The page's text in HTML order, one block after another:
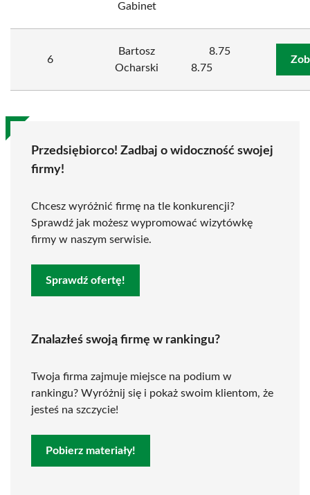
Gabinet
6
Bartosz
Ocharski
8.75
8.75
Przedsiębiorco! Zadbaj o widoczność swojej
firmy!
Chcesz wyróżnić firmę na tle konkurencji?
Sprawdź jak możesz wypromować wizytówkę
firmy w naszym serwisie.
Sprawdź ofertę!
Znalazłeś swoją firmę w rankingu?
Twoja firma zajmuje miejsce na podium w
rankingu? Wyróżnij się i pokaż swoim klientom, że
jesteś na szczycie!
Pobierz materiały!